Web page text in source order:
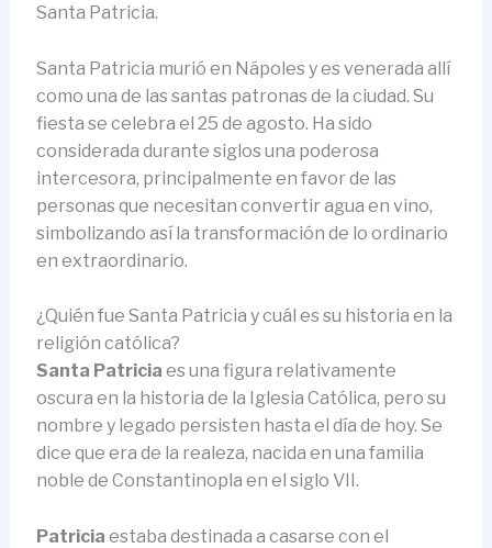
Santa Patricia.
Santa Patricia murió en Nápoles y es venerada allí
como una de las santas patronas de la ciudad. Su
fiesta se celebra el 25 de agosto. Ha sido
considerada durante siglos una poderosa
intercesora, principalmente en favor de las
personas que necesitan convertir agua en vino,
simbolizando así la transformación de lo ordinario
en extraordinario.
¿Quién fue Santa Patricia y cuál es su historia en la
religión católica?
Santa Patricia es una figura relativamente
oscura en la historia de la Iglesia Católica, pero su
nombre y legado persisten hasta el día de hoy. Se
dice que era de la realeza, nacida en una familia
noble de Constantinopla en el siglo VII.
Patricia estaba destinada a casarse con el